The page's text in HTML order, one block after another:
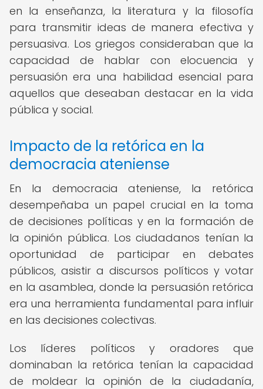
en la enseñanza, la literatura y la filosofía
para transmitir ideas de manera efectiva y
persuasiva. Los griegos consideraban que la
capacidad de hablar con elocuencia y
persuasión era una habilidad esencial para
aquellos que deseaban destacar en la vida
pública y social.
Impacto de la retórica en la
democracia ateniense
En la democracia ateniense, la retórica
desempeñaba un papel crucial en la toma
de decisiones políticas y en la formación de
la opinión pública. Los ciudadanos tenían la
oportunidad de participar en debates
públicos, asistir a discursos políticos y votar
en la asamblea, donde la persuasión retórica
era una herramienta fundamental para influir
en las decisiones colectivas.
Los líderes políticos y oradores que
dominaban la retórica tenían la capacidad
de moldear la opinión de la ciudadanía,